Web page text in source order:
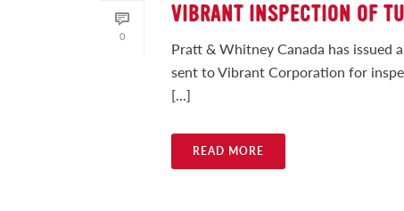
0
VIBRANT INSPECTION OF
Pratt & Whitney Canada has issued
sent to Vibrant Corporation for
[...]
READ MORE